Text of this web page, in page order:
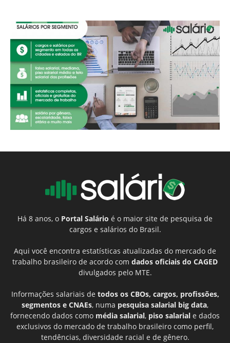
Há 8 anos, o Portal Salário é o maior site de pesquisa de
cargos e salários do Brasil.
Aqui você encontra estatísticas atualizadas do mercado de
trabalho brasileiro de acordo com dados oficiais do CAGED
divulgados pelo MTE.
Informações salariais de todos os CBOs, cargos, profissões,
segmentos e CNAEs, numa pesquisa salarial big data,
fornecendo dados como média salarial, piso salarial e dados
exclusivos do mercado de trabalho brasileiro como perfil,
tendências, diversidade racial e de gênero.